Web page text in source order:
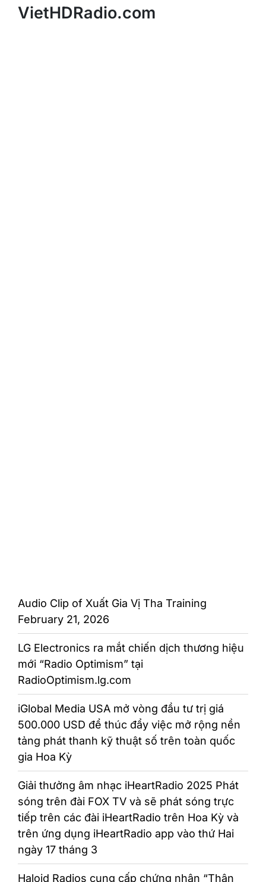
VietHDRadio.com
Audio Clip of Xuất Gia Vị Tha Training
February 21, 2026
LG Electronics ra mắt chiến dịch thương hiệu
mới “Radio Optimism” tại
RadioOptimism.lg.com
iGlobal Media USA mở vòng đầu tư trị giá
500.000 USD để thúc đẩy việc mở rộng nền
tảng phát thanh kỹ thuật số trên toàn quốc
gia Hoa Kỳ
Giải thưởng âm nhạc iHeartRadio 2025 Phát
sóng trên đài FOX TV và sẽ phát sóng trực
tiếp trên các đài iHeartRadio trên Hoa Kỳ và
trên ứng dụng iHeartRadio app vào thứ Hai
ngày 17 tháng 3
Haloid Radios cung cấp chứng nhận “Thân